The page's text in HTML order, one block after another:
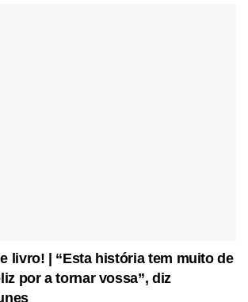
livro! | “Esta história tem muito de
por a tornar vossa”, diz